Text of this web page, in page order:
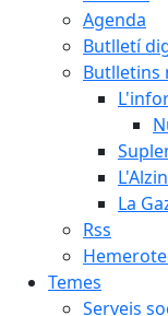
Agenda
Butlletí
Butlletins
La
Rss
Temes
Serveis